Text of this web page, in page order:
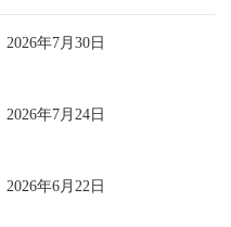
2026年7月30日
2026年7月24日
2026年6月22日